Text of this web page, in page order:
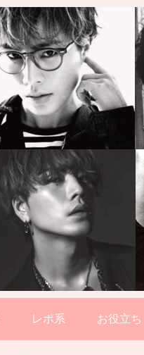
レポ系 お役立ち